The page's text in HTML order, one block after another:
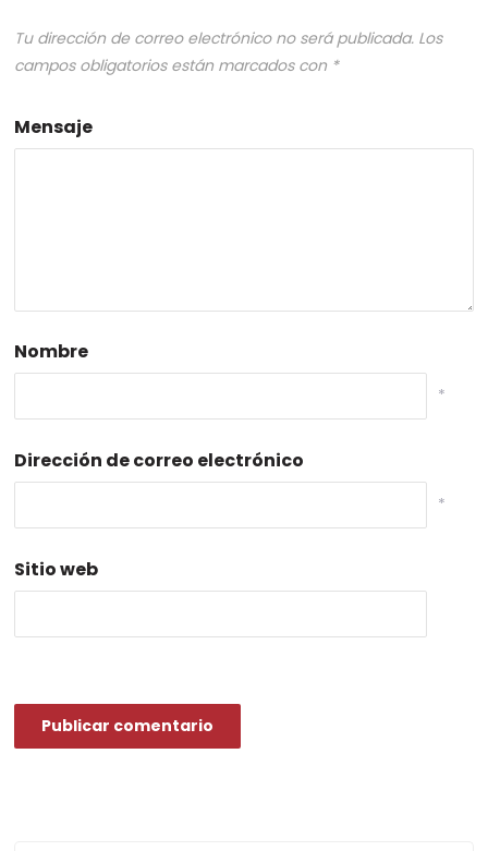
Tu dirección de correo electrónico no será publicada. Los
campos obligatorios están marcados con *
Mensaje
Nombre
*
Dirección de correo electrónico
*
Sitio web